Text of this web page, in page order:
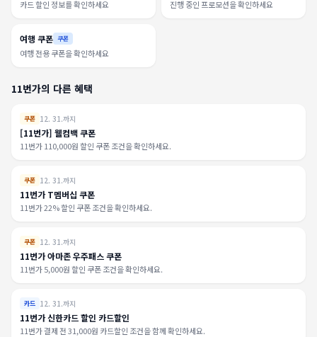
카드 할인 정보를 확인하세요 진행 중인 프로모션을 확인하세요
여행 쿠폰 쿠폰
여행 전용 쿠폰을 확인하세요
11번가의 다른 혜택
쿠폰 12. 31.까지
[11번가] 웰컴백 쿠폰
11번가 110,000원 할인 쿠폰 조건을 확인하세요.
쿠폰 12. 31.까지
11번가 T멤버십 쿠폰
11번가 22% 할인 쿠폰 조건을 확인하세요.
쿠폰 12. 31.까지
11번가 아마존 우주패스 쿠폰
11번가 5,000원 할인 쿠폰 조건을 확인하세요.
카드 12. 31.까지
11번가 신한카드 할인 카드할인
11번가 결제 전 31,000원 카드할인 조건을 함께 확인하세요.